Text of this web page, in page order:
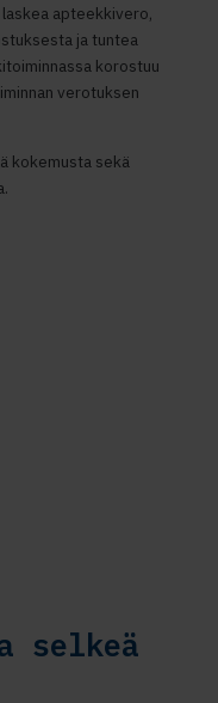
apteekkivero,
ja tuntea
korostuu
verotuksen
kokemusta sekä
selkeä